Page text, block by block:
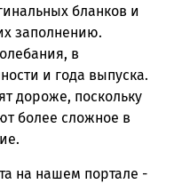
бланков и
заполнению.
в
и года выпуска.
дороже, поскольку
более сложное в
на нашем портале -